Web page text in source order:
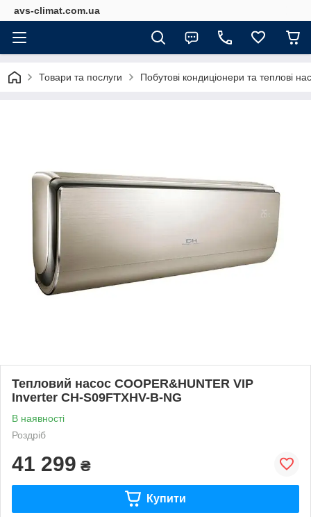
avs-climat.com.ua
Товари та послуги Побутові кондиціонери та теплові
Тепловий насос COOPER&HUNTER VIP
Inverter CH-S09FTXHV-B-NG
В наявності
Роздріб
41 299 ₴
Купити